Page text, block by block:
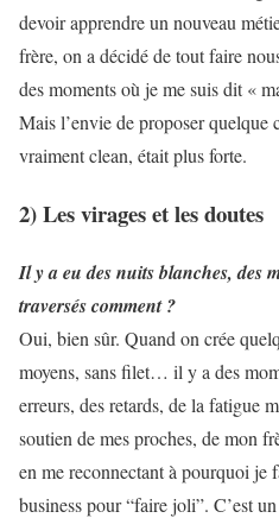
devoir apprendre un nouveau
frère, on a décidé de tout faire
des moments où je me suis dit «
Mais l’envie de proposer quelque
vraiment clean, était plus forte.
2) Les virages et les doutes
Il y a eu des nuits blanches, des
traversés comment ?
Oui, bien sûr. Quand on crée
moyens, sans filet… il y a des
erreurs, des retards, de la fatigue
soutien de mes proches, de mon
en me reconnectant à pourquoi je
business pour “faire joli”. C’est